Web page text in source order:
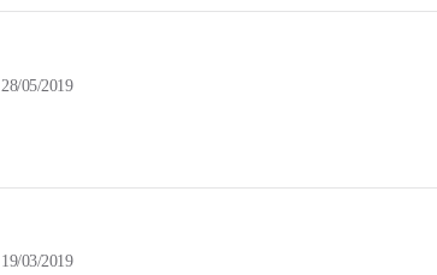
28/05/2019
19/03/2019